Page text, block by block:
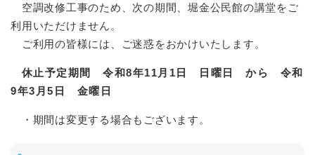
空調改修工事のため、次の期間、堀金公民館の講堂をご
利用いただけません。
ご利用の皆様には、ご迷惑をおかけいたします。
休止予定期間 令和8年11月1日 日曜日 から 令和
9年3月5日 金曜日
・期間は変更する場合もございます。